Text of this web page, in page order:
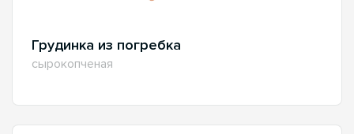
Грудинка из погребка
сырокопченая